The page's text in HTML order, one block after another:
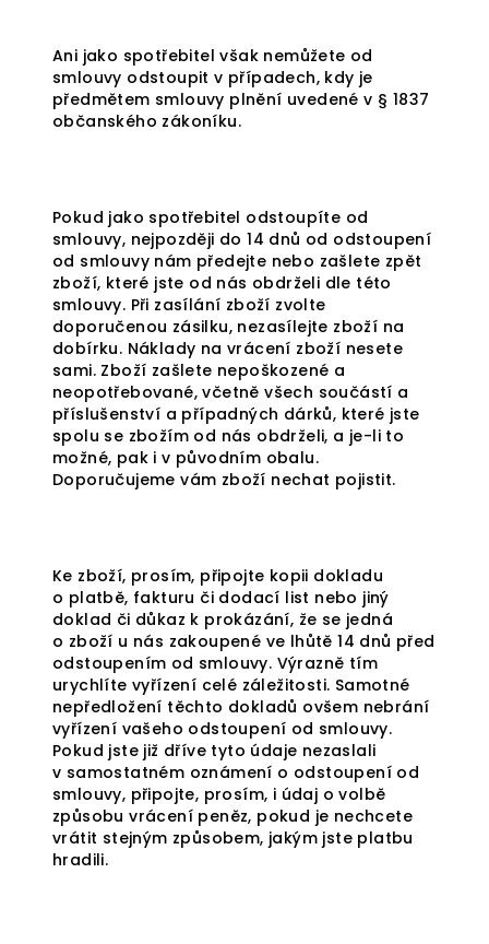
Ani jako spotřebitel však nemůžete od
smlouvy odstoupit v případech, kdy je
předmětem smlouvy plnění uvedené v § 1837
občanského zákoníku.
Pokud jako spotřebitel odstoupíte od
smlouvy, nejpozději do 14 dnů od odstoupení
od smlouvy nám předejte nebo zašlete zpět
zboží, které jste od nás obdrželi dle této
smlouvy. Při zasílání zboží zvolte
doporučenou zásilku, nezasílejte zboží na
dobírku. Náklady na vrácení zboží nesete
sami. Zboží zašlete nepoškozené a
neopotřebované, včetně všech součástí a
příslušenství a případných dárků, které jste
spolu se zbožím od nás obdrželi, a je-li to
možné, pak i v původním obalu.
Doporučujeme vám zboží nechat pojistit.
Ke zboží, prosím, připojte kopii dokladu
o platbě, fakturu či dodací list nebo jiný
doklad či důkaz k prokázání, že se jedná
o zboží u nás zakoupené ve lhůtě 14 dnů před
odstoupením od smlouvy. Výrazně tím
urychlíte vyřízení celé záležitosti. Samotné
nepředložení těchto dokladů ovšem nebrání
vyřízení vašeho odstoupení od smlouvy.
Pokud jste již dříve tyto údaje nezaslali
v samostatném oznámení o odstoupení od
smlouvy, připojte, prosím, i údaj o volbě
způsobu vrácení peněz, pokud je nechcete
vrátit stejným způsobem, jakým jste platbu
hradili.